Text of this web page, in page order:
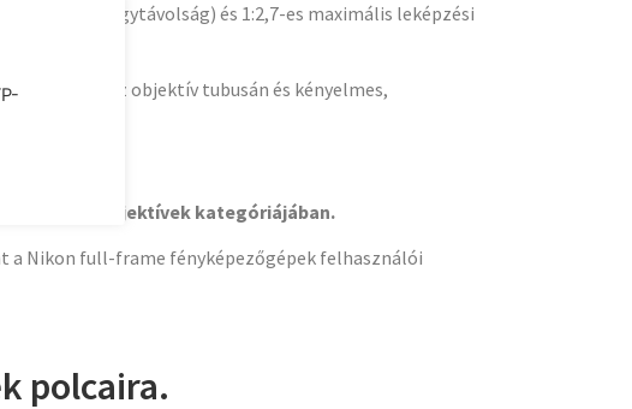
tárgytávolság) és 1:2,7-es maximális leképzési
az objektív tubusán és kényelmes,
zoomobjektívek kategóriájában.​
a Nikon full-frame fényképezőgépek felhasználói
polcaira.